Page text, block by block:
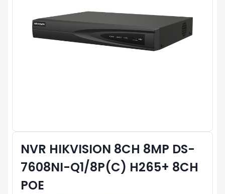
NVR HIKVISION 8CH 8MP DS-
7608NI-Q1/8P(C) H265+ 8CH
POE